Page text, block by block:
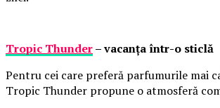
Tropic Thunder– vacanța într-o sticlă
Pentru cei care preferă parfumurile mai
Tropic Thunder propune o atmosferă